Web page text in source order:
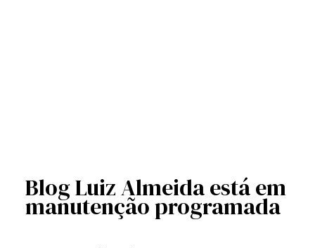
Blog Luiz Almeida está em
manutenção programada